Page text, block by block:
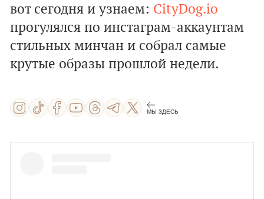
вот сегодня и узнаем: CityDog.io
прогулялся по инстаграм-аккаунтам
стильных минчан и собрал самые
крутые образы прошлой недели.
МЫ ЗДЕСЬ